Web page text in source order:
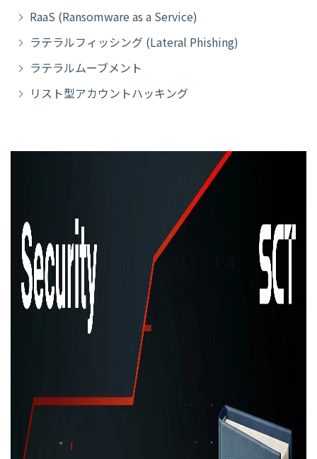
RaaS (Ransomware as a Service)
ラテラルフィッシング (Lateral Phishing)
ラテラルムーブメント
リスト型アカウントハッキング